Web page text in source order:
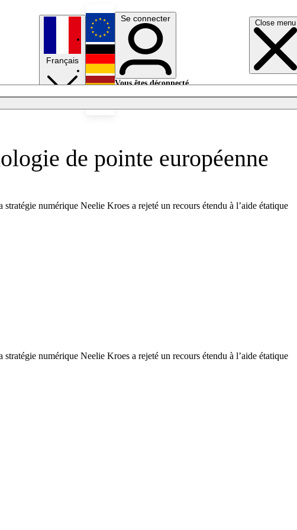
Close menu
Français
English
Deutsch
Se connecter
Vous êtes déconnecté.
de pointe européenne
numérique Neelie Kroes a rejeté un recours étendu à l’aide étatique
numérique Neelie Kroes a rejeté un recours étendu à l’aide étatique